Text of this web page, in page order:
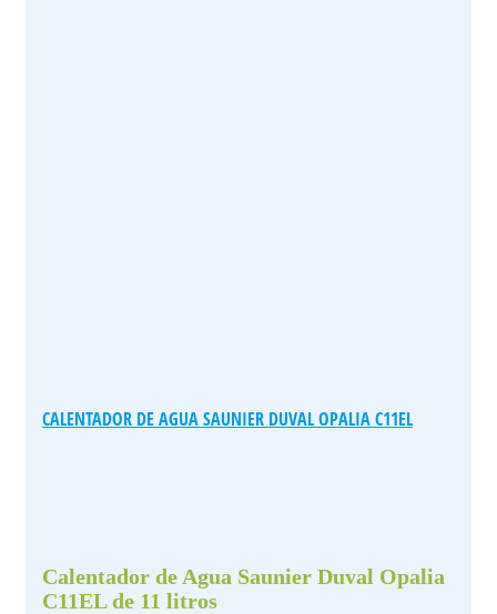
CALENTADOR DE AGUA SAUNIER DUVAL OPALIA C11EL
Calentador de Agua Saunier Duval Opalia
C11EL de 11 litros